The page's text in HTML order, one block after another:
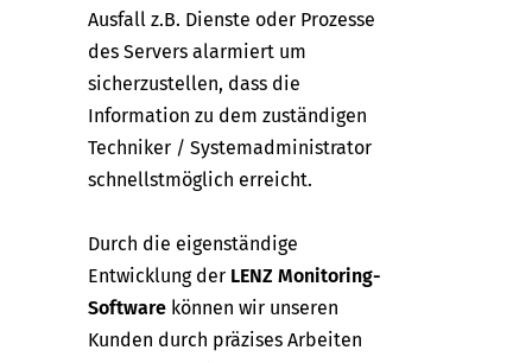
Ausfall z.B. Dienste oder Prozesse
des Servers alarmiert um
sicherzustellen, dass die
Information zu dem zuständigen
Techniker / Systemadministrator
schnellstmöglich erreicht.
Durch die eigenständige
Entwicklung der LENZ Monitoring-
Software können wir unseren
Kunden durch präzises Arbeiten